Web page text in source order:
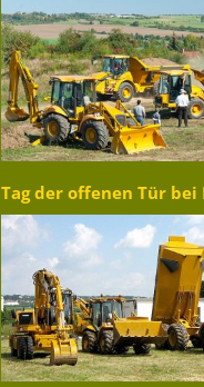
Tag der offenen Tür bei